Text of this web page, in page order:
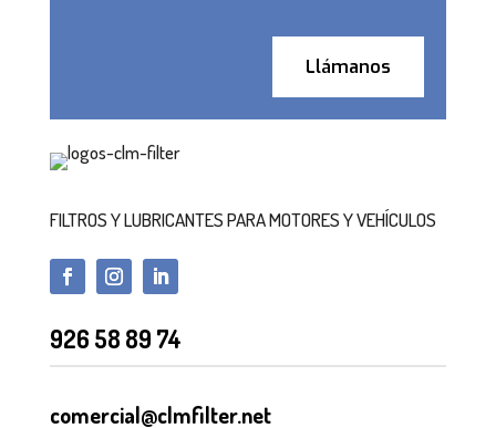
Llámanos
FILTROS Y LUBRICANTES PARA MOTORES Y VEHÍCULOS
926 58 89 74
comercial@clmfilter.net